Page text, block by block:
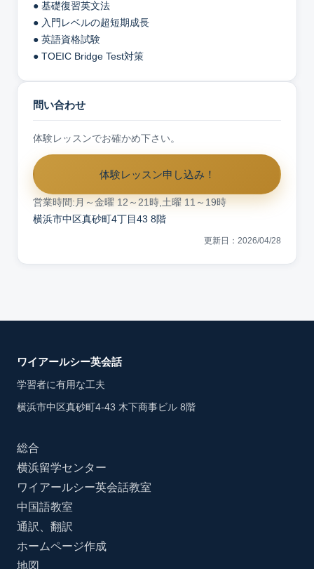
● 基礎復習英文法
● 入門レベルの超短期成長
● 英語資格試験
● TOEIC Bridge Test対策
問い合わせ
体験レッスンでお確かめ下さい。
体験レッスン申し込み！
営業時間:月～金曜 12～21時,土曜 11～19時
横浜市中区真砂町4丁目43 8階
更新日：2026/04/28
ワイアールシー英会話
学習者に有用な工夫
横浜市中区真砂町4-43 木下商事ビル 8階
総合
横浜留学センター
ワイアールシー英会話教室
中国語教室
通訳、翻訳
ホームページ作成
地図